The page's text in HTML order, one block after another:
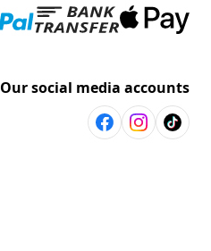
Our social media accounts